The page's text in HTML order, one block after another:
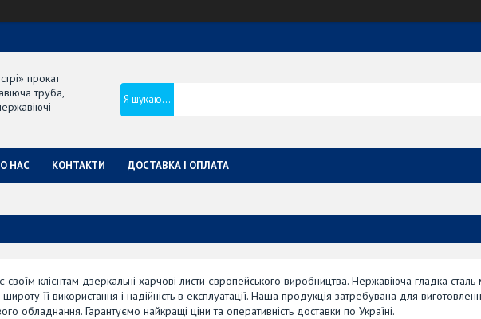
прокат
труба,
НАС КОНТАКТИ ДОСТАВКА І ОПЛАТА
своїм клієнтам дзеркальні харчові листи європейського виробництва. Нержавіюча гладка сталь
її використання і надійність в експлуатації. Наша продукція затребувана для
обладнання. Гарантуємо найкращі ціни та оперативність доставки по Україні.